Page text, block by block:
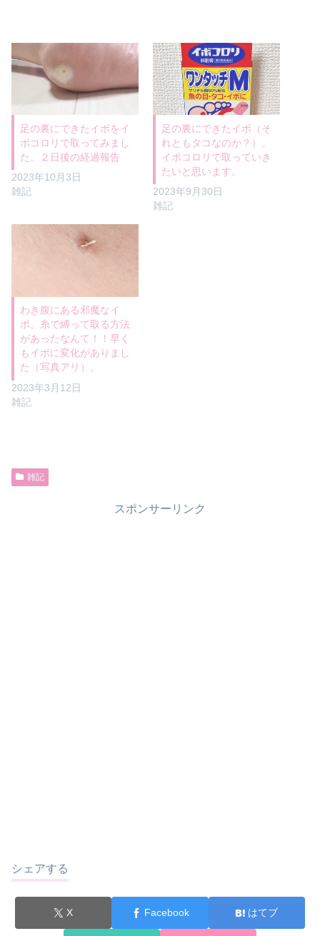
足の裏にできたイボをイ
ボコロリで取ってみまし
た。２日後の経過報告
2023年10月3日
雑記
足の裏にできたイボ（そ
れともタコなのか？）。
イボコロリで取っていき
たいと思います。
2023年9月30日
雑記
わき腹にある邪魔なイ
ボ。糸で縛って取る方法
があったなんて！！早く
もイボに変化がありまし
た（写真アリ）。
2023年3月12日
雑記
雑記
スポンサーリンク
シェアする
X Facebook はてブ